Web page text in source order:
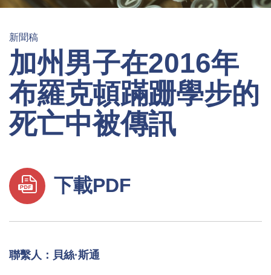
新聞稿
加州男子在2016年
布羅克頓蹣跚學步的
死亡中被傳訊
下載PDF
聯繫人：貝絲·斯通